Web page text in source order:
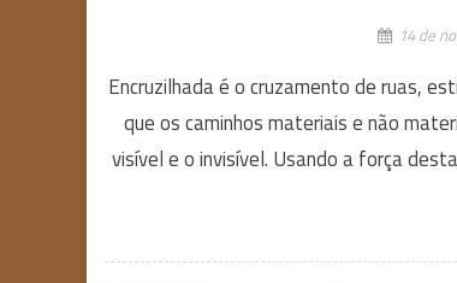
14 de
Encruzilhada é o cruzamento de ruas,
que os caminhos materiais e não
visível e o invisível. Usando a força